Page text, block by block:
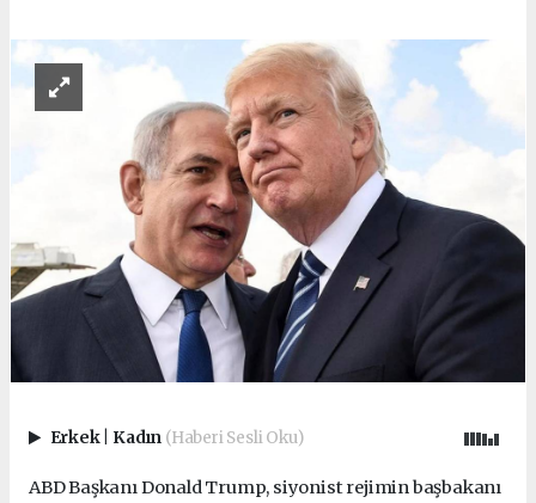
Erkek Kadın (Haberi Sesli Oku)
ABD Başkanı Donald Trump, siyonist rejimin başbakanı